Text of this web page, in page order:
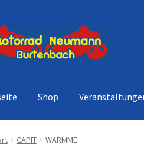
Shop
CAPIT WARMME